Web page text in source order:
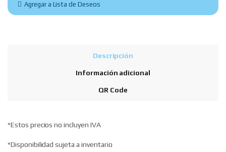
Agregar a Lista de Deseos
Descripción
Información adicional
QR Code
*Estos precios no incluyen IVA
*Disponibilidad sujeta a inventario